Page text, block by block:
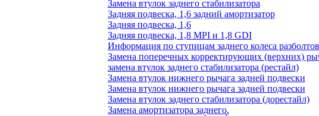
Замена втулок заднего стабилизатора
Задняя подвеска, 1,6 задний амортизатор
Задняя подвеска, 1,6
Задняя подвеска, 1,8 MPI и 1,8 GDI
Информация по ступицам заднего колеса
Замена поперечных корректирующих (верхних)
замена втулок заднего стабилизатора (рестайл)
Замена втулок нижнего рычага задней подвески
Замена втулок нижнего рычага задней подвески
Замена втулок заднего стабилизатора (дорестайл)
Замена амортизатора заднего.